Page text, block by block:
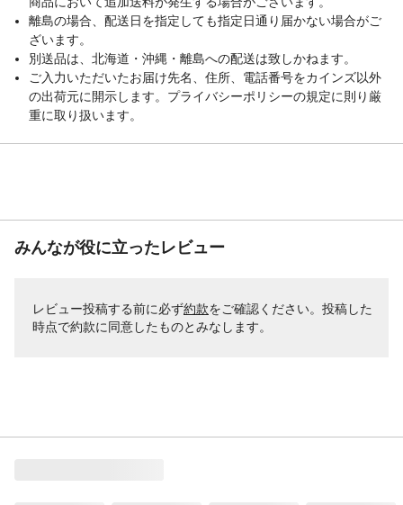
離島の場合、配送日を指定しても指定日通り届かない場合がご
ざいます。
別送品は、北海道・沖縄・離島への配送は致しかねます。
ご入力いただいたお届け先名、住所、電話番号をカインズ以外
の出荷元に開示します。プライバシーポリシーの規定に則り厳
重に取り扱います。
みんなが役に立ったレビュー
レビュー投稿する前に必ず約款をご確認ください。投稿した
時点で約款に同意したものとみなします。